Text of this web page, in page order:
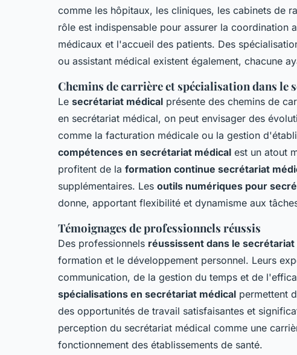
comme les hôpitaux, les cliniques, les cabinets de
rôle est indispensable pour assurer la coordination
médicaux et l'accueil des patients. Des
ou assistant médical existent également, chacune
Chemins de carrière et spécialisation dans le
Le secrétariat médical présente des chemins de
en secrétariat médical, on peut envisager des
comme la facturation médicale ou la gestion
compétences en secrétariat médical est un atout
profitent de la formation continue secrétariat
supplémentaires. Les outils numériques pour
donne, apportant flexibilité et dynamisme aux
Témoignages de professionnels réussis
Des professionnels réussissent dans le secrétariat
formation et le développement personnel. Leurs
communication, de la gestion du temps et de
spécialisations en secrétariat médical permettent
des opportunités de travail satisfaisantes et
perception du secrétariat médical comme une
fonctionnement des établissements de santé.